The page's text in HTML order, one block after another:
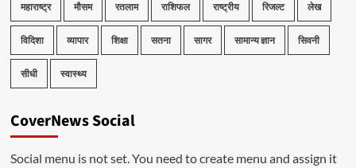
महाराष्ट्र मौसम रतलाम राशिफल राष्ट्रीय रिजल्ट लेख
विदिशा व्यापार शिक्षा सतना सागर सामान्य ज्ञान सिवनी
सीधी स्वास्थ्य
CoverNews Social
Social menu is not set. You need to create menu and assign it